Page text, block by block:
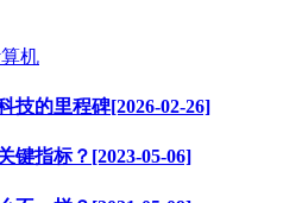
机
技的里程碑[2026-02-26]
键指标？[2023-05-06]